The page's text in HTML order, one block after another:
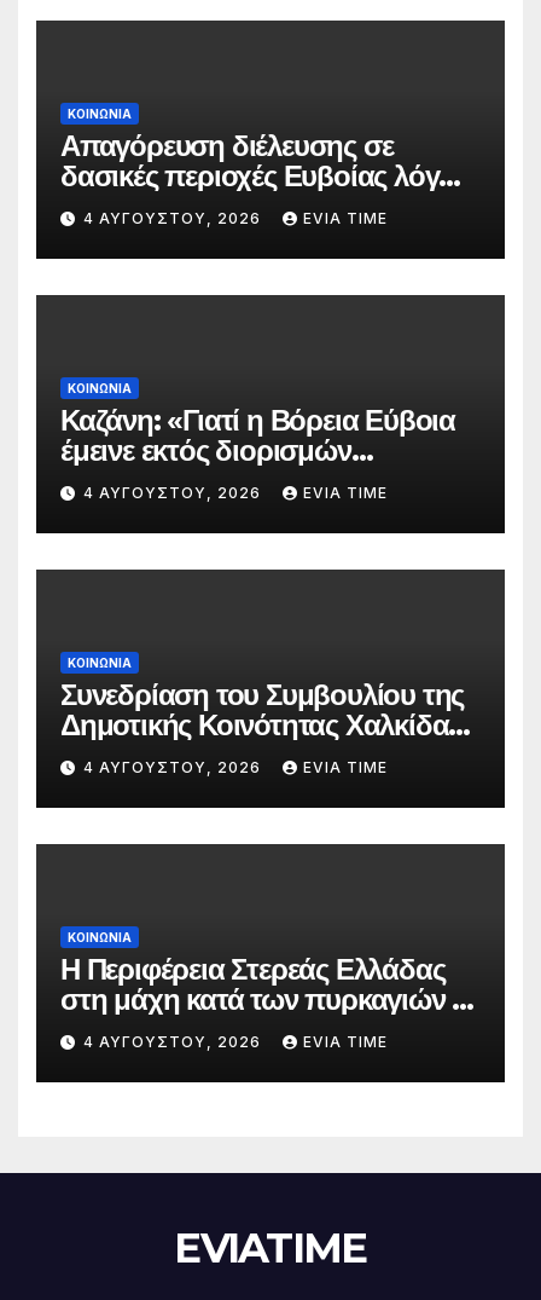
ΚΟΙΝΩΝΙΑ
Απαγόρευση διέλευσης σε
δασικές περιοχές Ευβοίας λόγω
πολύ υψηλού κινδύνου
πυρκαγιάς
4 ΑΥΓΟΎΣΤΟΥ, 2026 EVIA TIME
ΚΟΙΝΩΝΙΑ
Καζάνη: «Γιατί η Βόρεια Εύβοια
έμεινε εκτός διορισμών
δασκάλων;»
4 ΑΥΓΟΎΣΤΟΥ, 2026 EVIA TIME
ΚΟΙΝΩΝΙΑ
Συνεδρίαση του Συμβουλίου της
Δημοτικής Κοινότητας Χαλκίδας
την 5 Αυγούστου
4 ΑΥΓΟΎΣΤΟΥ, 2026 EVIA TIME
ΚΟΙΝΩΝΙΑ
Η Περιφέρεια Στερεάς Ελλάδας
στη μάχη κατά των πυρκαγιών –
Δράσεις και στήριξη σε πέντε
περιφερειακές ενότητες
4 ΑΥΓΟΎΣΤΟΥ, 2026 EVIA TIME
EVIATIME